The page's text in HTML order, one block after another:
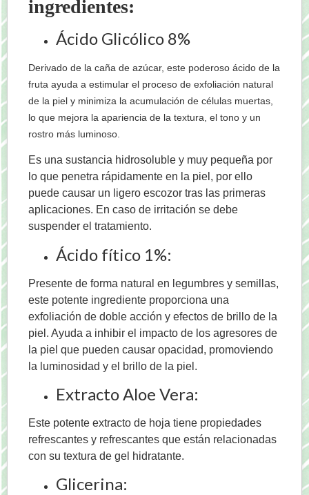
ingredientes:
Ácido Glicólico 8%
Derivado de la caña de azúcar, este poderoso ácido de la
fruta ayuda a estimular el proceso de exfoliación natural
de la piel y minimiza la acumulación de células muertas,
lo que mejora la apariencia de la textura, el tono y un
rostro más luminoso.
Es una sustancia hidrosoluble y muy pequeña por
lo que penetra rápidamente en la piel, por ello
puede causar un ligero escozor tras las primeras
aplicaciones. En caso de irritación se debe
suspender el tratamiento.
Ácido fítico 1%:
Presente de forma natural en legumbres y semillas,
este potente ingrediente proporciona una
exfoliación de doble acción y efectos de brillo de la
piel. Ayuda a inhibir el impacto de los agresores de
la piel que pueden causar opacidad, promoviendo
la luminosidad y el brillo de la piel.
Extracto Aloe Vera:
Este potente extracto de hoja tiene propiedades
refrescantes y refrescantes que están relacionadas
con su textura de gel hidratante.
Glicerina: